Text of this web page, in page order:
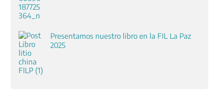
Presentamos nuestro libro en la FIL La Paz
2025